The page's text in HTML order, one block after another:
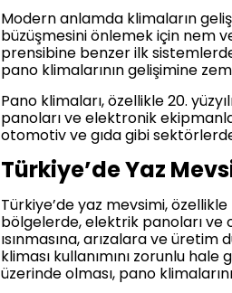
Modern anlamda klimaların
büzüşmesini önlemek için nem
prensibine benzer ilk
pano klimalarının gelişimine
Pano klimaları, özellikle 20.
panoları ve elektronik
otomotiv ve gıda gibi
Türkiye’de Yaz
Türkiye’de yaz mevsimi,
bölgelerde, elektrik panoları ve
ısınmasına, arızalara ve
kliması kullanımını zorunlu
üzerinde olması, pano